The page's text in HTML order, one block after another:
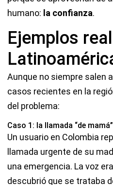
humano: la confianza.
Ejemplos
Aunque no siempre salen
casos recientes en la
del problema:
Caso 1: la llamada “de mamá”
Un usuario en Colombia
llamada urgente de su
una emergencia. La voz
descubrió que se trataba